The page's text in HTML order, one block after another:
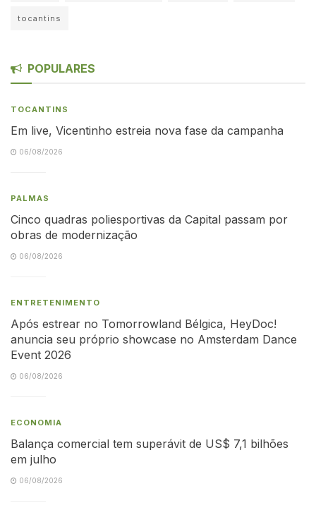
tocantins
POPULARES
TOCANTINS
Em live, Vicentinho estreia nova fase da campanha
06/08/2026
PALMAS
Cinco quadras poliesportivas da Capital passam por
obras de modernização
06/08/2026
ENTRETENIMENTO
Após estrear no Tomorrowland Bélgica, HeyDoc!
anuncia seu próprio showcase no Amsterdam Dance
Event 2026
06/08/2026
ECONOMIA
Balança comercial tem superávit de US$ 7,1 bilhões
em julho
06/08/2026